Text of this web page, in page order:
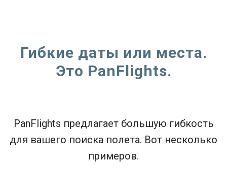
Гибкие даты или места.
Это PanFlights.
PanFlights предлагает большую гибкость
для вашего поиска полета. Вот несколько
примеров.